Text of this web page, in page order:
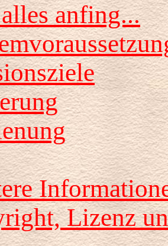
anfing...
Lizenz